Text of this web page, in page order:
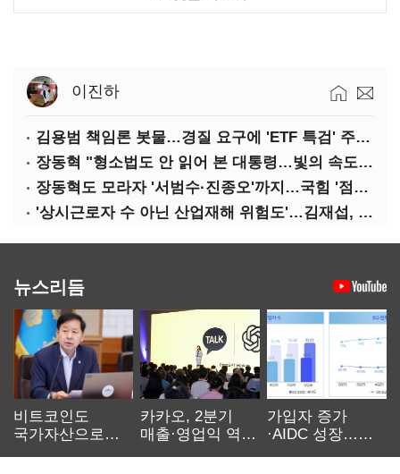
이진하
김용범 책임론 봇물…경질 요구에 'ETF 특검' 주장까지
장동혁 "형소법도 안 읽어 본 대통령…빛의 속도로 무너질 것"
장동혁도 모라자 '서범수·진종오'까지…국힘 '점입가경'
'상시근로자 수 아닌 산업재해 위험도'…김재섭, 산재예방 지원기준 손질
뉴스리듬
비트코인도
국가자산으로…'
카카오, 2분기
매출·영업익 역대
가입자 증가
·AIDC 성장…